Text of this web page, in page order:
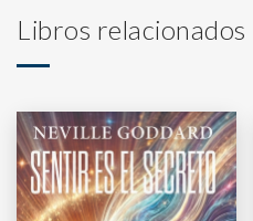
Libros relacionados